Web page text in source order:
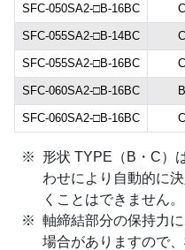
SFC-050SA2-□B-16BC C
SFC-055SA2-□B-14BC C
SFC-055SA2-□B-16BC C
SFC-060SA2-□B-16BC B
SFC-060SA2-□B-16BC C
形状 TYPE（B・C）
わせにより自動的に
くことはできません。
軸締結部分の保持力
場合がありますので